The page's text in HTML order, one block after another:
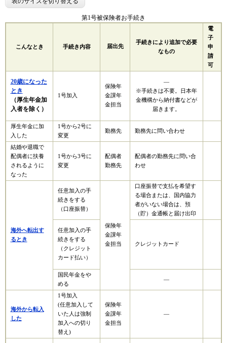
第1号被保険者お手続き
こんなとき 手続き内容 届出先
手続きにより追加で必要
なもの
電
子
申
請
可
20歳になった
とき
（厚生年金加
入者を除く）
1号加入
保険年
金課年
金担当
―
※手続きは不要。日本年
金機構から納付書などが
届きます。
厚生年金に加
入した
1号から2号に
変更
勤務先 勤務先に問い合わせ
結婚や退職で
配偶者に扶養
されるように
なった
1号から3号に
変更
配偶者
勤務先
配偶者の勤務先に問い合
わせ
海外へ転出す
るとき
任意加入の手
続きをする
（口座振替）
保険年
金課年
金担当
口座振替で支払を希望す
る場合または、国内協力
者がいない場合は、預
（貯）金通帳と届け出印
任意加入の手
続きをする
（クレジット
カード払い）
クレジットカード
国民年金をや
める
―
海外から転入
した
1号加入
(任意加入して
いた人は強制
加入への切り
替え)
保険年
金課年
金担当
―